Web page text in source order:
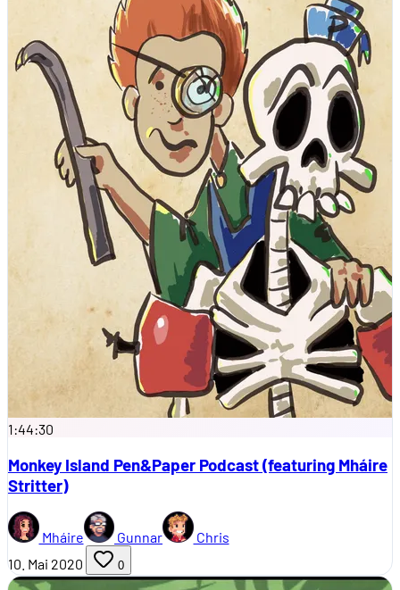
1:44:30
Monkey Island Pen&Paper Podcast (featuring Mháire
Stritter)
Mháire Gunnar
Chris
10. Mai 2020
0